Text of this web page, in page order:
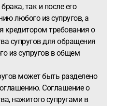
так и после его
любого из супругов, а
кредитором требования о
супругов для обращения
из супругов в общем
может быть разделено
Соглашение о
нажитого супругами в